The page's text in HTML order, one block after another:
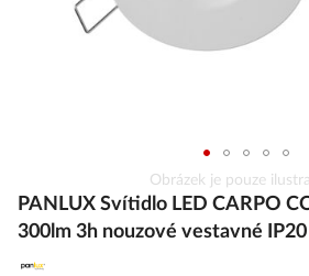
na
začátek
s
Obrázek je pouze
PANLUX Svítidlo LED CARPO
300lm 3h nouzové vestavné IP20